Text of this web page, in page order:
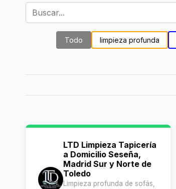
Todo limpieza profunda
LTD Limpieza Tapicería
a Domicilio Seseña,
Madrid Sur y Norte de
Toledo
Limpieza profunda de sofás,